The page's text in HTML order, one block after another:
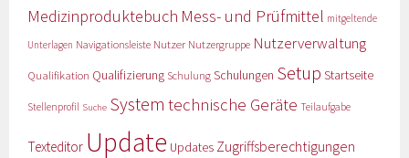
Medizinproduktebuch Mess- und Prüfmittel mitgeltende
Unterlagen Navigationsleiste Nutzer Nutzergruppe Nutzerverwaltung
Qualifikation Qualifizierung Schulung Schulungen Setup Startseite
Stellenprofil Suche System technische Geräte Teilaufgabe
Texteditor Update Updates Zugriffsberechtigungen